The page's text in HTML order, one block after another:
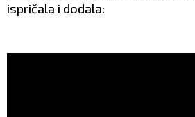
ispričala i dodala: